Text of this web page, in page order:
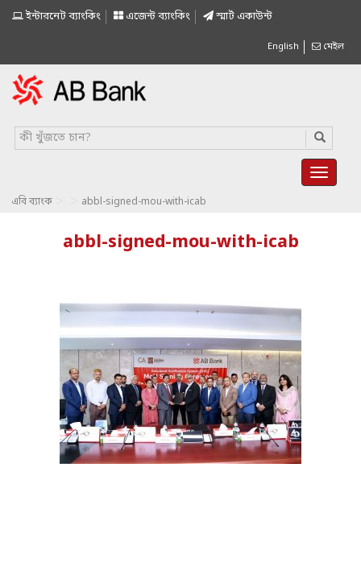
ইন্টারনেট ব্যাংকিং এজেন্ট ব্যাংকিং স্মাৰ্ট একাউন্ট
English মেইল
এবি ব্যাংক abbl-signed-mou-with-icab
abbl-signed-mou-with-icab